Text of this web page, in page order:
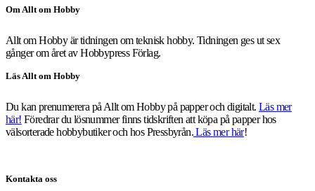
Om Allt om Hobby
Allt om Hobby är tidningen om teknisk hobby. Tidningen ges ut sex
gånger om året av Hobbypress Förlag.
Läs Allt om Hobby
Du kan prenumerera på Allt om Hobby på papper och digitalt. Läs mer
här! Föredrar du lösnummer finns tidskriften att köpa på papper hos
välsorterade hobbybutiker och hos Pressbyrån.Läs mer här!
Kontakta oss